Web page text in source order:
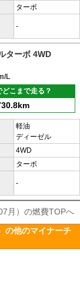
ターボ
-
ターボ 4WD
L
どこまで走る？
軽油
ディーゼル
4WD
ターボ
-
月）の燃費TOPへ
の他のマイナーチ